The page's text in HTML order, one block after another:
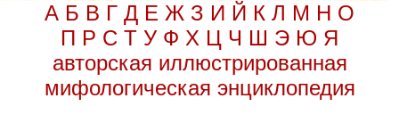
А Б В Г Д Е Ж З И Й К Л М Н О
П Р С Т У Ф Х Ц Ч Ш Э Ю Я
авторская иллюстрированная
мифологическая энциклопедия